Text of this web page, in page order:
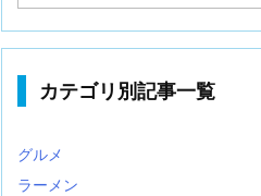
カテゴリ別記事一覧
グルメ
ラーメン